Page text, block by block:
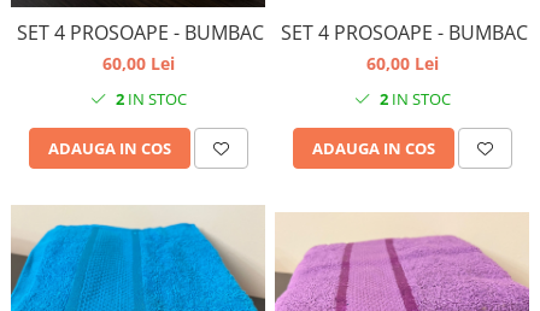
SET 4 PROSOAPE - BUMBAC
60,00 Lei
2IN STOC
ADAUGA IN COS
SET 4 PROSOAPE - BUMBAC
60,00 Lei
2IN STOC
ADAUGA IN COS